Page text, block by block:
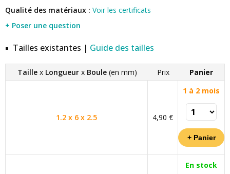
Qualité des matériaux : Voir les certificats
+ Poser une question
Tailles existantes | Guide des tailles
Taillex Longueurx Boule(en mm) Prix Panier
1.2 x 6 x 2.5 4,90 €
1 à 2 mois
En stock